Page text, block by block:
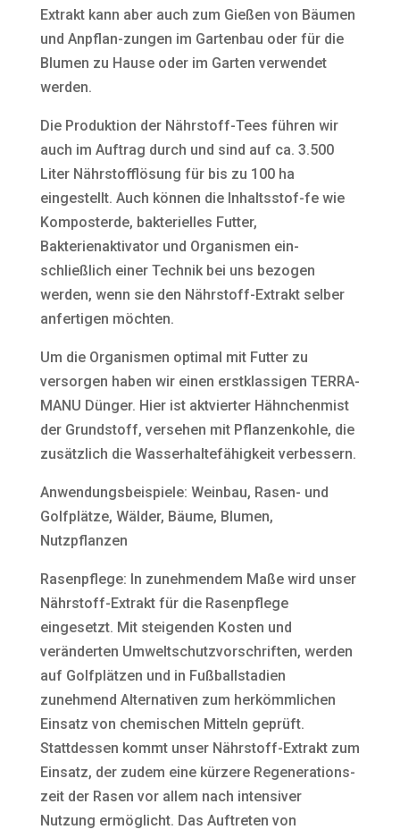
Extrakt kann aber auch zum Gießen von Bäumen
und Anpflan-zungen im Gartenbau oder für die
Blumen zu Hause oder im Garten verwendet
werden.
Die Produktion der Nährstoff-Tees führen wir
auch im Auftrag durch und sind auf ca. 3.500
Liter Nährstofflösung für bis zu 100 ha
eingestellt. Auch können die Inhaltsstof-fe wie
Komposterde, bakterielles Futter,
Bakterienaktivator und Organismen ein-
schließlich einer Technik bei uns bezogen
werden, wenn sie den Nährstoff-Extrakt selber
anfertigen möchten.
Um die Organismen optimal mit Futter zu
versorgen haben wir einen erstklassigen TERRA-
MANU Dünger. Hier ist aktvierter Hähnchenmist
der Grundstoff, versehen mit Pflanzenkohle, die
zusätzlich die Wasserhaltefähigkeit verbessern.
Anwendungsbeispiele: Weinbau, Rasen- und
Golfplätze, Wälder, Bäume, Blumen,
Nutzpflanzen
Rasenpflege: In zunehmendem Maße wird unser
Nährstoff-Extrakt für die Rasenpflege
eingesetzt. Mit steigenden Kosten und
veränderten Umweltschutzvorschriften, werden
auf Golfplätzen und in Fußballstadien
zunehmend Alternativen zum herkömmlichen
Einsatz von chemischen Mitteln geprüft.
Stattdessen kommt unser Nährstoff-Extrakt zum
Einsatz, der zudem eine kürzere Regenerations-
zeit der Rasen vor allem nach intensiver
Nutzung ermöglicht. Das Auftreten von